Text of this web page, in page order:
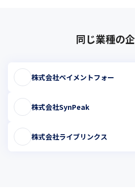
同じ業種の
株式会社ペイメントフォー
株式会社SynPeak
株式会社ライブリンクス